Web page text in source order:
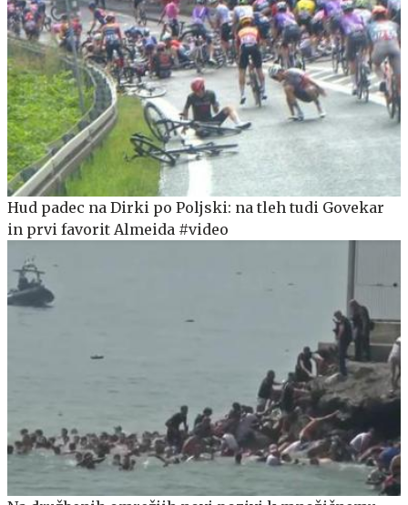
Hud padec na Dirki po Poljski: na tleh tudi Govekar
in prvi favorit Almeida #video